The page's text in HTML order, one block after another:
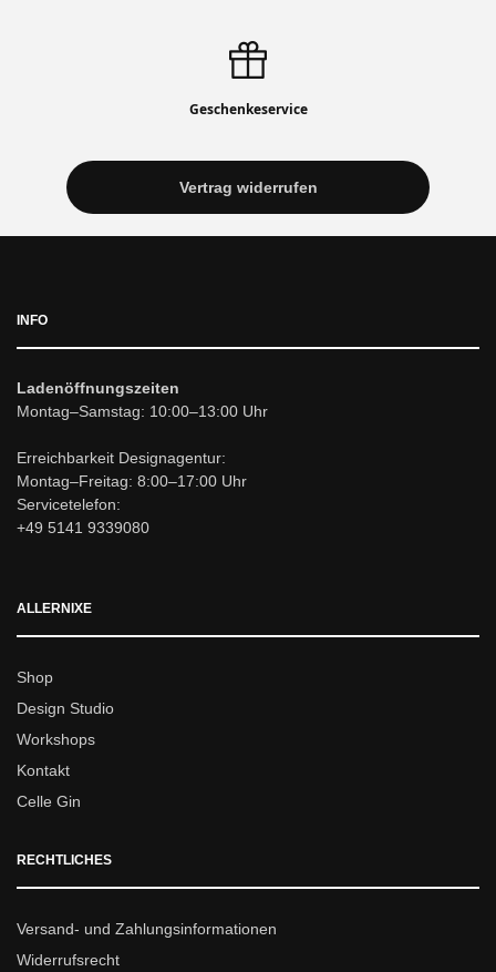
Geschenkeservice
Vertrag widerrufen
INFO
Ladenöffnungszeiten
Montag–Samstag: 10:00–13:00 Uhr
Erreichbarkeit Designagentur:
Montag–Freitag: 8:00–17:00 Uhr
Servicetelefon:
+49 5141 9339080
ALLERNIXE
Shop
Design Studio
Workshops
Kontakt
Celle Gin
RECHTLICHES
Versand- und Zahlungsinformationen
Widerrufsrecht